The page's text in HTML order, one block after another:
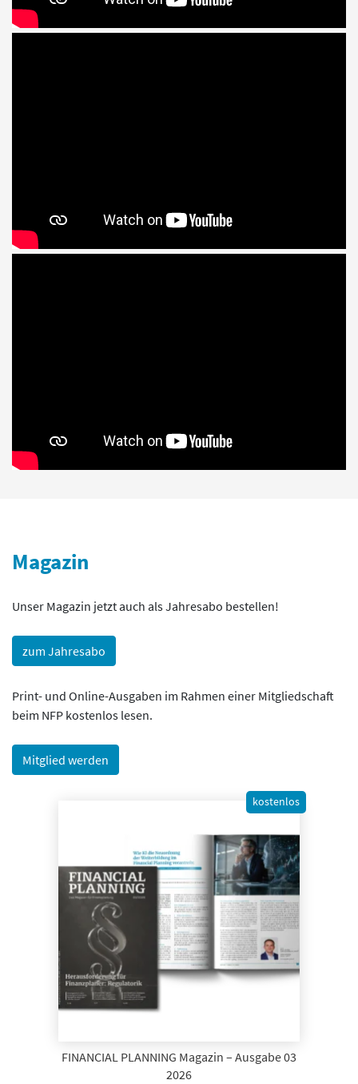
Magazin
Unser Magazin jetzt auch als Jahresabo bestellen!
zum Jahresabo
Print- und Online-Ausgaben im Rahmen einer Mitgliedschaft
beim NFP kostenlos lesen.
Mitglied werden
FINANCIAL PLANNING Magazin – Ausgabe 03
2026
kostenlos